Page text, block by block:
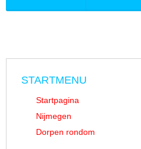
STARTMENU
Startpagina
Nijmegen
Dorpen rondom